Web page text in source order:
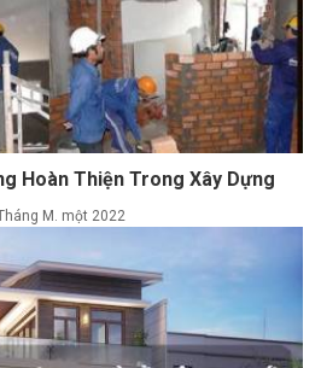
Hoàn Thiện Trong Xây Dựng
M. một 2022